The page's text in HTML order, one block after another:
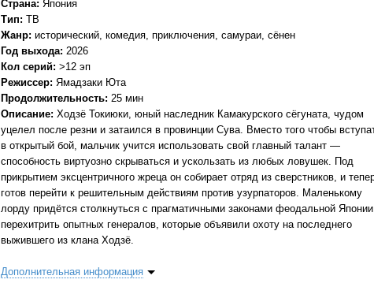
Страна: Япония
Тип: ТВ
Жанр: исторический, комедия, приключения, самураи, сёнен
Год выхода: 2026
Кол серий: >12 эп
Режиссер: Ямадзаки Юта
Продолжительность: 25 мин
Описание: Ходзё Токиюки, юный наследник Камакурского сёгуната, чудом
уцелел после резни и затаился в провинции Сува. Вместо того чтобы
в открытый бой, мальчик учится использовать свой главный талант —
способность виртуозно скрываться и ускользать из любых ловушек. Под
прикрытием эксцентричного жреца он собирает отряд из сверстников, и
готов перейти к решительным действиям против узурпаторов. Маленькому
лорду придётся столкнуться с прагматичными законами феодальной
перехитрить опытных генералов, которые объявили охоту на последнего
выжившего из клана Ходзё.
Дополнительная информация